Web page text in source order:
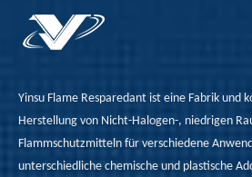
Yinsu Flame Resparedant ist eine Fabrik und
Herstellung von Nicht-Halogen-, niedrigen
Flammschutzmitteln für verschiedene
unterschiedliche chemische und plastische